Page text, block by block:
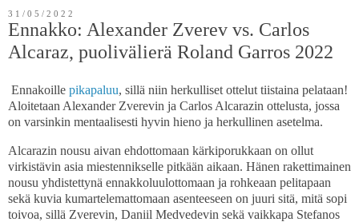
31/05/2022
Ennakko: Alexander Zverev vs. Carlos
Alcaraz, puolivälierä Roland Garros 2022
Ennakoille pikapaluu, sillä niin herkulliset ottelut tiistaina pelataan!
Aloitetaan Alexander Zverevin ja Carlos Alcarazin ottelusta, jossa
on varsinkin mentaalisesti hyvin hieno ja herkullinen asetelma.
Alcarazin nousu aivan ehdottomaan kärkiporukkaan on ollut
virkistävin asia miestennikselle pitkään aikaan. Hänen rakettimainen
nousu yhdistettynä ennakkoluulottomaan ja rohkeaan pelitapaan
sekä kuvia kumartelemattomaan asenteeseen on juuri sitä, mitä sopi
toivoa, sillä Zverevin, Daniil Medvedevin sekä vaikkapa Stefanos